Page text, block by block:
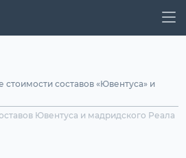
стоимости составов «Ювентуса» и
Ювентуса и мадридского Реала